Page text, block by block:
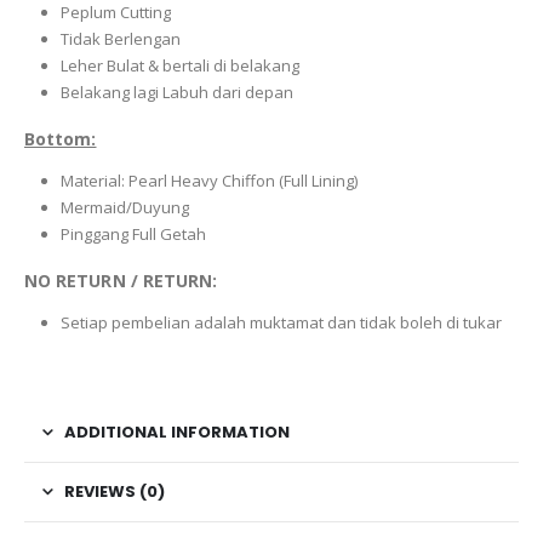
Peplum Cutting
Tidak Berlengan
Leher Bulat & bertali di belakang
Belakang lagi Labuh dari depan
Bottom:
Material: Pearl Heavy Chiffon (Full Lining)
Mermaid/Duyung
Pinggang Full Getah
NO RETURN / RETURN:
Setiap pembelian adalah muktamat dan tidak boleh di tukar
ADDITIONAL INFORMATION
REVIEWS (0)